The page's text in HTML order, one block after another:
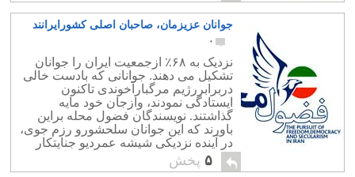
جوانان عزیزمان، صاحبان اصلی کشورایرانند
۰
نزدیک به ۶۸٪ ازجمعیت ایران را جوانان
تشکیل می دهند. جوانانی که بادست خالی
دربرابررژیم مرگبارآخوندی تاکنون
ایستادگی نمودند، وازجان خود مایه
گذاشتند. نویسندگان فضول محله براین
باورند که این جوانان سلحشورو رزم جوی،
در آینده نزدیکی شیشه عمردیو جنایتکار
راخواهند شکست و دموکراسی را به
ارمغان خواهند آورد
۵ پخش